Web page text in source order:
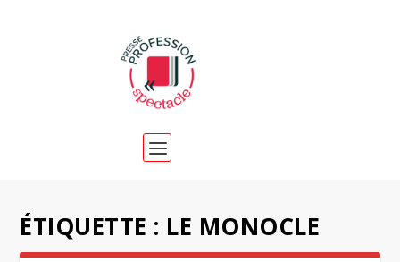
ÉTIQUETTE : LE MONOCLE